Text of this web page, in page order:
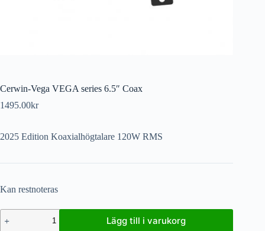
Cerwin-Vega VEGA series 6.5″ Coax
1495.00kr
2025 Edition Koaxialhögtalare 120W RMS
Kan restnoteras
Lägg till i varukorg